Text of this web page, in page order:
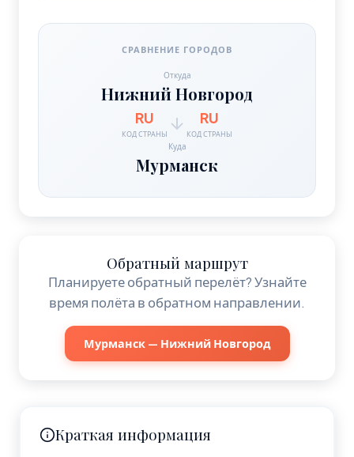
СРАВНЕНИЕ ГОРОДОВ
Откуда
Нижний Новгород
RU
КОД СТРАНЫ
RU
КОД СТРАНЫ
Куда
Мурманск
Обратный маршрут
Планируете обратный перелёт? Узнайте
время полёта в обратном направлении.
Мурманск — Нижний Новгород
Краткая информация